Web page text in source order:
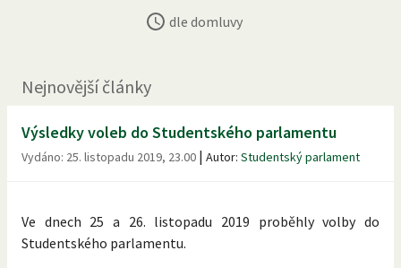
dle domluvy
Nejnovější články
Výsledky voleb do Studentského parlamentu
Vydáno: 25. listopadu 2019, 23.00 | Autor: Studentský parlament
Ve dnech 25 a 26. listopadu 2019 proběhly volby do
Studentského parlamentu.